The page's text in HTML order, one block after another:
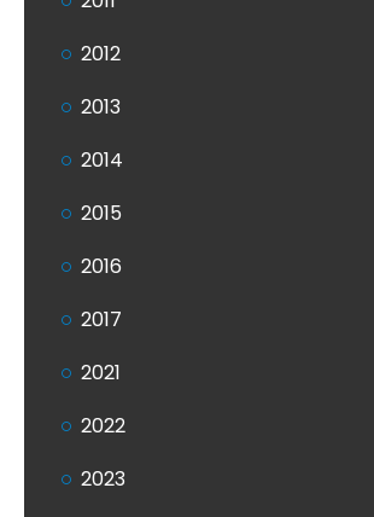
2012
2013
2014
2015
2016
2017
2021
2022
2023